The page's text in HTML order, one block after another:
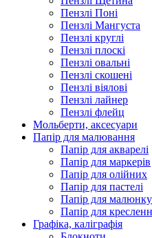
Пензлі Поні
Пензлі Мангуста
Пензлі круглі
Пензлі плоскі
Пензлі овальні
Пензлі скошені
Пензлі віялові
Пензлі лайнер
Пензлі флейц
Мольберти, аксесуари
Папір для малювання
Папір для акварелі
Папір для маркерів
Папір для олійних
Папір для пастелі
Папір для малюнку
Папір для
Графіка, каліграфія